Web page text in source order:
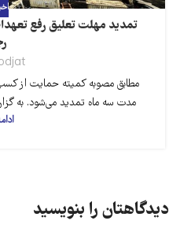
تمدید مهلت تعلیق رفع
مطابق مصوبه کمیته حمایت از
مدت سه ماه تمدید می‌شود. به
دیدگاهتان را بنویسید